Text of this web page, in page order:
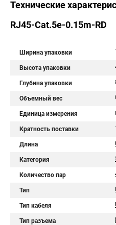
Технические
RJ45-Cat.5e-0.15m-RD
Ширина упаковки
Высота упаковки
Глубина упаковки
Объемный вес
Единица измерения
Кратность поставки 1
Длина
Категория
Количество пар
Тип
Тип кабеля
Тип разъема